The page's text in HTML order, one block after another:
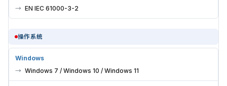
EN IEC 61000-3-2
操作系统
Windows
Windows 7 / Windows 10 / Windows 11